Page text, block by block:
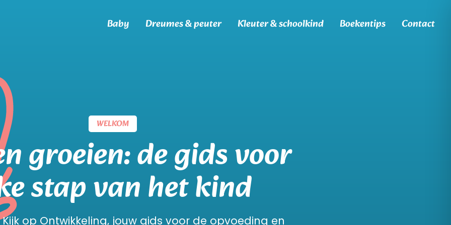
Baby Dreumes & peuter Kleuter & schoolkind Boekentips Contact
WELKOM
groeien: de gids voor
stap van het kind
op Ontwikkeling, jouw gids voor de opvoeding en